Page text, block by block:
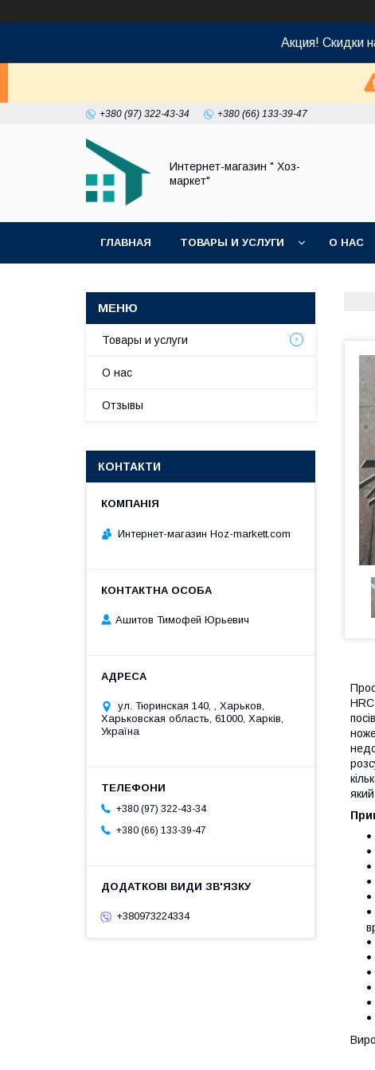
Акция! Скидки
+380 (97) 322-43-34 +380 (66) 133-39-47
Интернет-магазин " Хоз-
маркет"
ГЛАВНАЯ ТОВАРЫ И УСЛУГИ О НАС
Товары и услуги
О нас
Отзывы
КОНТАКТИ
Интернет-магазин Hoz-markett.com
Ашитов Тимофей Юрьевич
ул. Тюринская 140, , Харьков,
Харьковская область, 61000, Харків,
Україна
+380 (97) 322-43-34
+380 (66) 133-39-47
+380973224334